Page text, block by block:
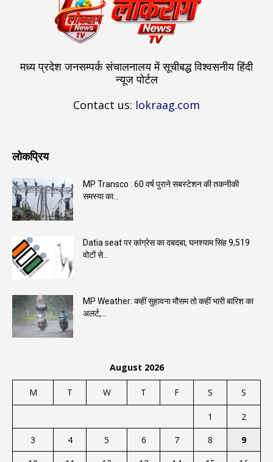
मध्य प्रदेश जनसम्पर्क संचालनालय में सूचीबद्ध विश्वसनीय हिंदी
न्यूज पोर्टल
Contact us: lokraag.com
लोकप्रिय
MP Transco : 60 वर्ष पुराने सबस्टेशन की तकनीकी
समस्या का...
Datia seat पर कांग्रेस का दबदबा, घनश्याम सिंह 9,519
वोटों से...
MP Weather: कहीं सुहावना मौसम तो कहीं भारी बारिश का
अलर्ट,...
August 2026
M T W T F S S
1
2
3
4 5 6 7 8
9